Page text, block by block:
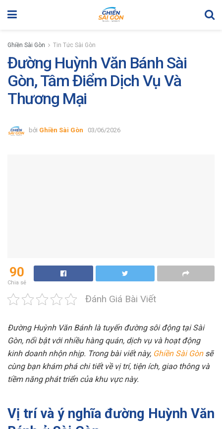
Ghiền Sài Gòn Tin Tức Sài Gòn
Đường Huỳnh Văn Bánh Sài
Gòn, Tâm Điểm Dịch Vụ Và
Thương Mại
bởi Ghiền Sài Gòn 03/06/2026
90
Chia sẻ
Đánh Giá Bài Viết
Đường Huỳnh Văn Bánh là tuyến đường sôi động tại Sài
Gòn, nổi bật với nhiều hàng quán, dịch vụ và hoạt động
kinh doanh nhộn nhịp. Trong bài viết này, Ghiền Sài Gònsẽ
cùng bạn khám phá chi tiết về vị trí, tiện ích, giao thông và
tiềm năng phát triển của khu vực này.
Vị trí và ý nghĩa đường Huỳnh Văn